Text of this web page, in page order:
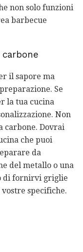
non solo funzioni
barbecue
il sapore ma
Se
la tua cucina
Non
carbone. Dovrai
che puoi
da
del metallo o una
di fornirvi griglie
specifiche.